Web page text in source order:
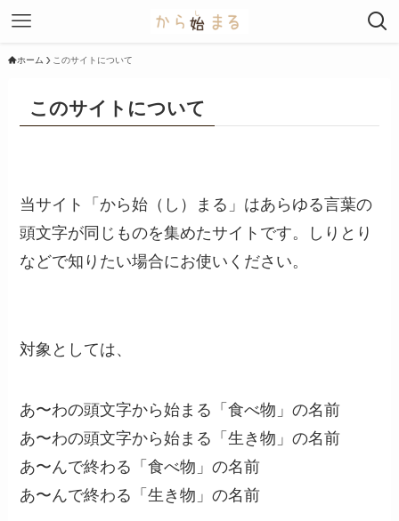
ホーム このサイトについて
このサイトについて
当サイト「から始（し）まる」はあらゆる言葉の
頭文字が同じものを集めたサイトです。しりとり
などで知りたい場合にお使いください。
対象としては、
あ〜わの頭文字から始まる「食べ物」の名前
あ〜わの頭文字から始まる「生き物」の名前
あ〜んで終わる「食べ物」の名前
あ〜んで終わる「生き物」の名前